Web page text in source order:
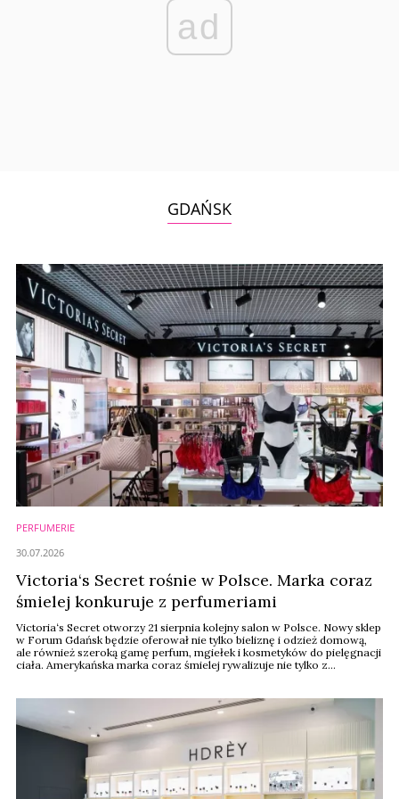
ad
GDAŃSK
PERFUMERIE
Victoria‘s Secret rośnie w Polsce. Marka coraz
śmielej konkuruje z perfumeriami
Victoria‘s Secret otworzy 21 sierpnia kolejny salon w Polsce. Nowy sklep
w Forum Gdańsk będzie oferował nie tylko bieliznę i odzież domową,
ale również szeroką gamę perfum, mgiełek i kosmetyków do pielęgnacji
ciała. Amerykańska marka coraz śmielej rywalizuje nie tylko z
30.07.2026